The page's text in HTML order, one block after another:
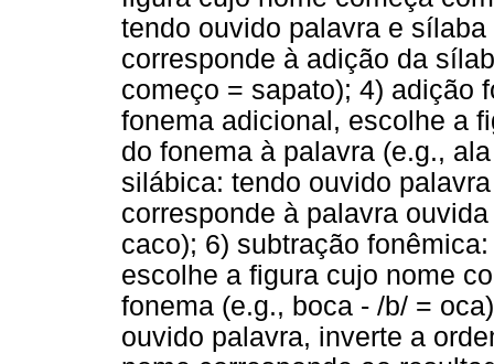
tendo ouvido palavra e
corresponde à adição da
começo = sapato); 4) adição
fonema adicional, escolhe a
do fonema à palavra (e.g.,
silábica: tendo ouvido
corresponde à palavra
caco); 6) subtração
escolhe a figura cujo nome
fonema (e.g., boca - /b/ =
ouvido palavra, inverte a